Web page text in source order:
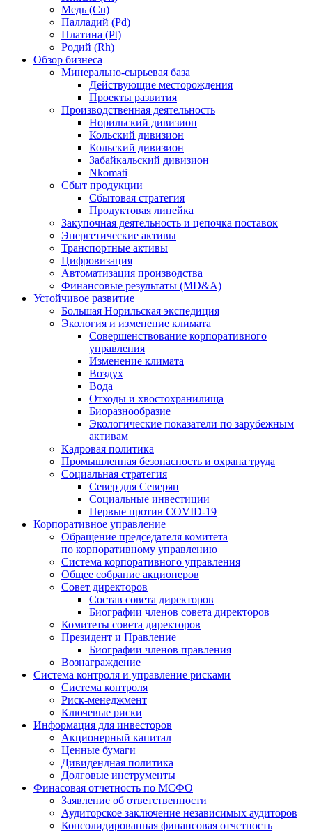
Медь (Cu)
Палладий (Pd)
Платина (Pt)
Родий (Rh)
Обзор бизнеса
Минерально-сырьевая база
Действующие месторождения
Проекты развития
Производственная деятельность
Норильский дивизион
Кольский дивизион
Кольский дивизион
Забайкальский дивизион
Nkomati
Сбыт продукции
Сбытовая стратегия
Продуктовая линейка
Закупочная деятельность и цепочка поставок
Энергетические активы
Транспортные активы
Цифровизация
Автоматизация производства
Финансовые результаты (MD&A)
Устойчивое развитие
Большая Норильская экспедиция
Экология и изменение климата
Совершенствование корпоративного
управления
Изменение климата
Воздух
Вода
Отходы и хвостохранилища
Биоразнообразие
Экологические показатели по зарубежным
активам
Кадровая политика
Промышленная безопасность и охрана труда
Социальная стратегия
Север для Северян
Социальные инвестиции
Первые против COVID‑19
Корпоративное управление
Обращение председателя комитета
по корпоративному управлению
Система корпоративного управления
Общее собрание акционеров
Совет директоров
Состав совета директоров
Биографии членов совета директоров
Комитеты совета директоров
Президент и Правление
Биографии членов правления
Вознаграждение
Система контроля и управление рисками
Система контроля
Риск-менеджмент
Ключевые риски
Информация для инвесторов
Акционерный капитал
Ценные бумаги
Дивидендная политика
Долговые инструменты
Финасовая отчетность по МСФО
Заявление об ответственности
Аудиторское заключение независимых аудиторов
Консолидированная финансовая отчетность